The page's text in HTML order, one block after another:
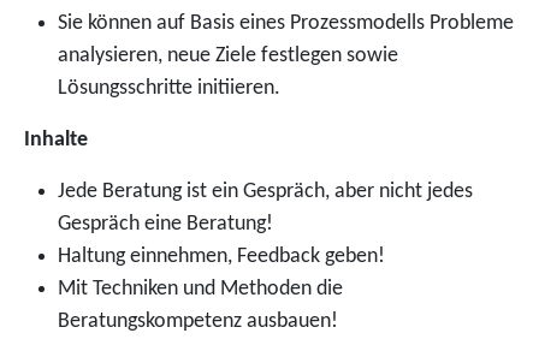
Sie können auf Basis eines Prozessmodells Probleme
analysieren, neue Ziele festlegen sowie
Lösungsschritte initiieren.
Inhalte
Jede Beratung ist ein Gespräch, aber nicht jedes
Gespräch eine Beratung!
Haltung einnehmen, Feedback geben!
Mit Techniken und Methoden die
Beratungskompetenz ausbauen!